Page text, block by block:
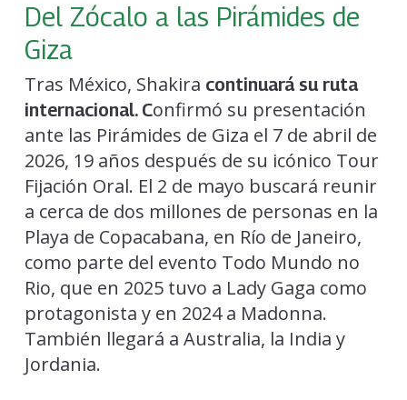
Del Zócalo a las Pirámides de
Giza
Tras México, Shakira continuará su ruta
internacional. Confirmó su presentación
ante las Pirámides de Giza el 7 de abril de
2026, 19 años después de su icónico Tour
Fijación Oral. El 2 de mayo buscará reunir
a cerca de dos millones de personas en la
Playa de Copacabana, en Río de Janeiro,
como parte del evento Todo Mundo no
Rio, que en 2025 tuvo a Lady Gaga como
protagonista y en 2024 a Madonna.
También llegará a Australia, la India y
Jordania.